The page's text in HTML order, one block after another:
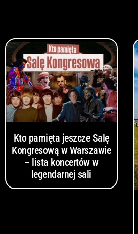
Kto pamięta jeszcze Salę
Kongresową w Warszawie
– lista koncertów w
legendarnej sali